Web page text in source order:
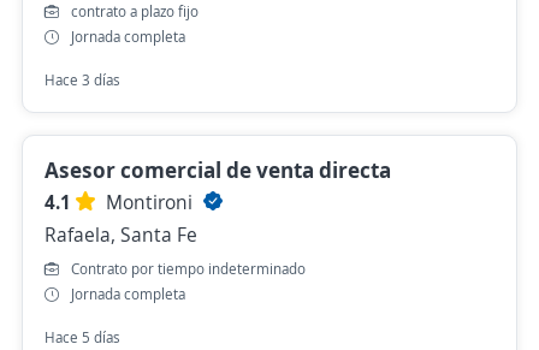
contrato a plazo fijo
Jornada completa
Hace 3 días
Asesor comercial de venta directa
4.1
Montironi
Rafaela, Santa Fe
Contrato por tiempo indeterminado
Jornada completa
Hace 5 días